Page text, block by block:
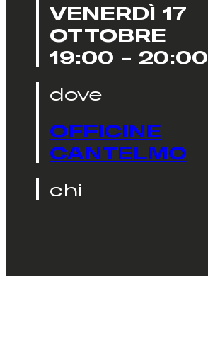
VENERDÌ 17
OTTOBRE
19:00 - 20:00
dove
OFFICINE
CANTELMO
chi